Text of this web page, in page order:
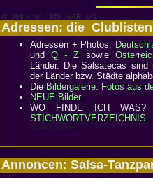
W: 368 P No.: 305 ; VAR: 141
Adressen: die Clublisten
Adressen + Photos:
undQ - Z sowie
Länder. Die Salsatecas sind
der Länder bzw. Städte
Die Bildergalerie: Fotos aus
NEUE Bilder
WO FINDE ICH
STICHWORTVERZEICHNIS
salsatecas.de
Annoncen: Salsa-